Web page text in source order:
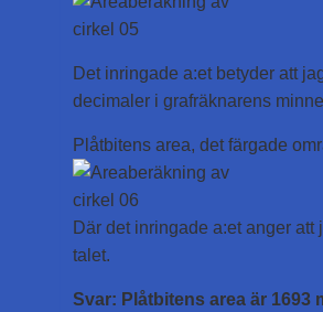
Det inringade a:et betyder att
decimaler i grafräknarens
Plåtbitens area, det färgade
Där det inringade a:et anger
talet.
Svar: Plåtbitens area är 1693